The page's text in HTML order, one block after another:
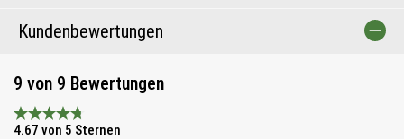
Kundenbewertungen
9 von 9 Bewertungen
Durchschnittliche Bewertung 4.6 von 5 Sternen
4.67 von 5 Sternen